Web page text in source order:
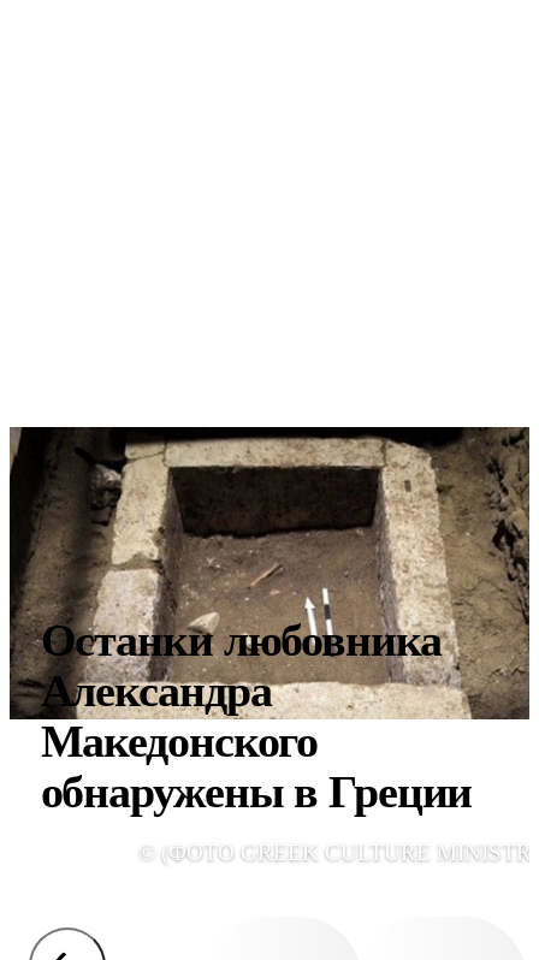
Останки любовника
Александра
Македонского
обнаружены в Греции
© (ФОТО GREEK CULTURE